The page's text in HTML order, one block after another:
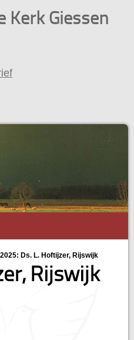
Kerk Giessen
Ds. L. Hoftijzer, Rijswijk
Rijswijk